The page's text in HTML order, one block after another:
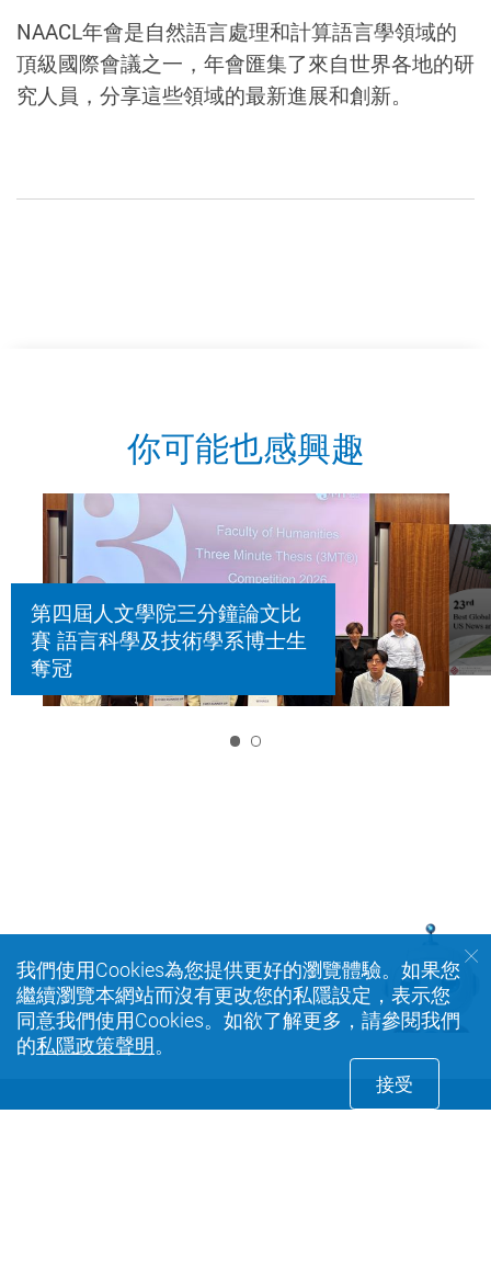
NAACL年會是自然語言處理和計算語言學領域的
頂級國際會議之一，年會匯集了來自世界各地的研
究人員，分享這些領域的最新進展和創新。
你可能也感興趣
第四屆人文學院三分鐘論文比
賽 語言科學及技術學系博士生
奪冠
我們使用Cookies為您提供更好的瀏覽體驗。如果您
繼續瀏覽本網站而沒有更改您的私隱設定，表示您
同意我們使用Cookies。如欲了解更多，請參閱我們
的私隱政策聲明。
接受